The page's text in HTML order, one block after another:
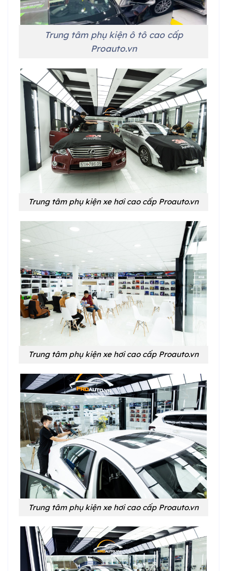
Trung tâm phụ kiện ô tô cao cấp
Proauto.vn
Trung tâm phụ kiện xe hơi cao cấp Proauto.vn
Trung tâm phụ kiện xe hơi cao cấp Proauto.vn
Trung tâm phụ kiện xe hơi cao cấp Proauto.vn